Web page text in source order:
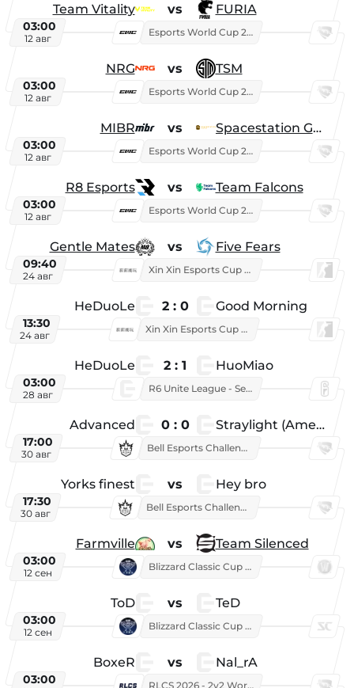
Team Vitality vs FURIA
03:00
12 авг
Esports World Cup 2026
NRG vs TSM
03:00
12 авг
Esports World Cup 2026
MIBR vs Spacestation Gaming
03:00
12 авг
Esports World Cup 2026
R8 Esports vs Team Falcons
03:00
12 авг
Esports World Cup 2026
Gentle Mates vs Five Fears
09:40
24 авг
Xin Xin Esports Cup 2025
HeDuoLe 2 : 0 Good Morning
13:30
24 авг
Xin Xin Esports Cup 2026
HeDuoLe 2 : 1 HuoMiao
03:00
28 авг
R6 Unite League - Season 1
Advanced 0 : 0 Straylight (American team)
17:00
30 авг
Bell Esports Challenge 2026
Yorks finest vs Hey bro
17:30
30 авг
Bell Esports Challenge 2026
Farmville vs Team Silenced
03:00
12 сен
Blizzard Classic Cup 2026
ToD vs TeD
03:00
12 сен
Blizzard Classic Cup 2026
BoxeR vs Nal_rA
03:00 RLCS 2026 - 2v2 World Championship